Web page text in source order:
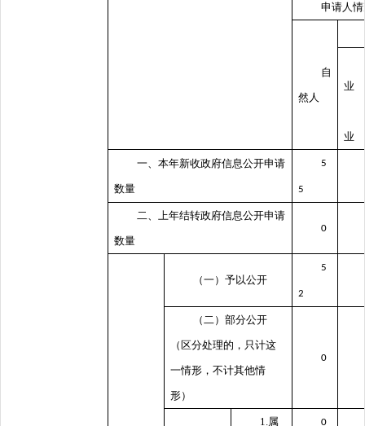
申请人
自
然人
业
业
一、本年新收政府信息公开申请
数量
5
5
二、上年结转政府信息公开申请
数量
0
（一）予以公开
5
2
（二）部分公开
（区分处理的，只计这
一情形，不计其他情
形）
0
1.属 0